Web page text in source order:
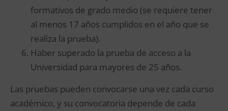
formativos de grado medio (se requiere tener
al menos 17 años cumplidos en el año que se
realiza la prueba).
Haber superado la prueba de acceso a la
Universidad para mayores de 25 años.
Las pruebas pueden convocarse una vez cada curso
académico, y su convocatoria depende de cada